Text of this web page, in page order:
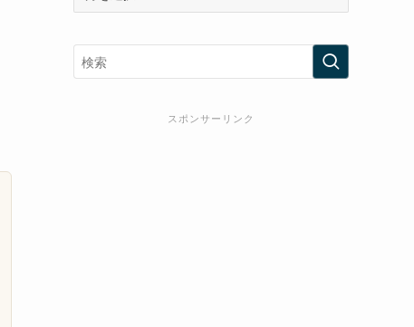
事
＆
検
スポンサーリンク